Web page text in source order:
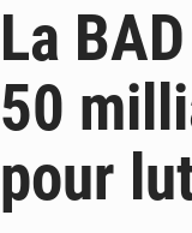
La
50
pour